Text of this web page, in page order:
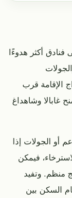
أكثر هدوءًا
الإقامة قرب
غابالا وشاهداغ
أو الجولات إذا
فيمكن
منظم. وتفيد
السكن بين